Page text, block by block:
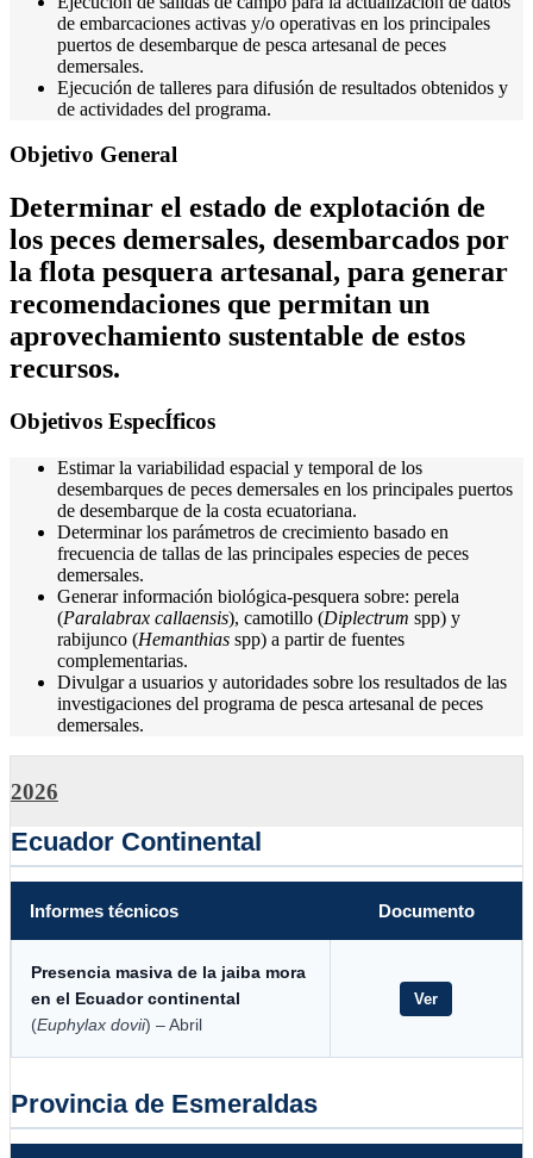
de embarcaciones activas y/o operativas en los principales
puertos de desembarque de pesca artesanal de peces
demersales.
Ejecución de talleres para difusión de resultados obtenidos y
de actividades del programa.
Objetivo General
Determinar el estado de explotación de
los peces demersales, desembarcados por
la flota pesquera artesanal, para generar
recomendaciones que permitan un
aprovechamiento sustentable de estos
recursos.
Objetivos EspecÍficos
Estimar la variabilidad espacial y temporal de los
desembarques de peces demersales en los principales puertos
de desembarque de la costa ecuatoriana.
Determinar los parámetros de crecimiento basado en
frecuencia de tallas de las principales especies de peces
demersales.
Generar información biológica-pesquera sobre: perela
(Paralabrax callaensis), camotillo (Diplectrum spp) y
rabijunco (Hemanthias spp) a partir de fuentes
complementarias.
Divulgar a usuarios y autoridades sobre los resultados de las
investigaciones del programa de pesca artesanal de peces
demersales.
2026
Ecuador Continental
Informes técnicos Documento
Presencia masiva de la jaiba mora
en el Ecuador continental
(Euphylax dovii) – Abril
Ver
Provincia de Esmeraldas